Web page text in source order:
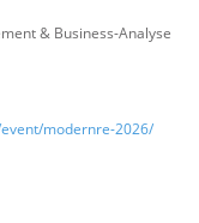
& Business-Analyse
modernre-2026/